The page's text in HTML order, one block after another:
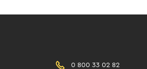
0 800 33 02 82